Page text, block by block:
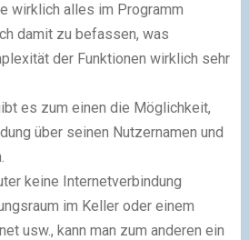
wirklich alles im Programm
damit zu befassen, was
der Funktionen wirklich sehr
es zum einen die Möglichkeit,
über seinen Nutzernamen und
keine Internetverbindung
im Keller oder einem
usw., kann man zum anderen ein